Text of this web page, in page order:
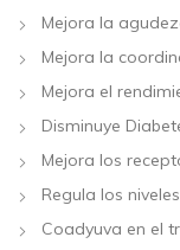
Mejora la
Mejora la
Mejora el
Disminuye
Mejora los
Regula los
Coadyuva en el